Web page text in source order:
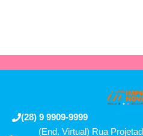
(28) 9 9909-9999
(End. Virtual) Rua